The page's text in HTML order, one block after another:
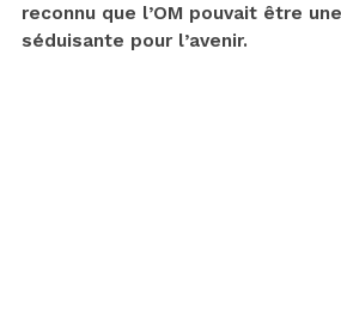
reconnu que l’OM pouvait être
séduisante pour l’avenir.